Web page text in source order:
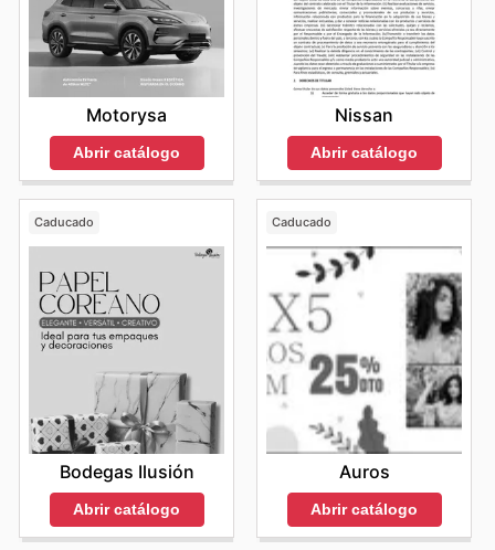
Motorysa
Abrir catálogo
Nissan
Abrir catálogo
Caducado
Bodegas Ilusión
Abrir catálogo
Caducado
Auros
Abrir catálogo